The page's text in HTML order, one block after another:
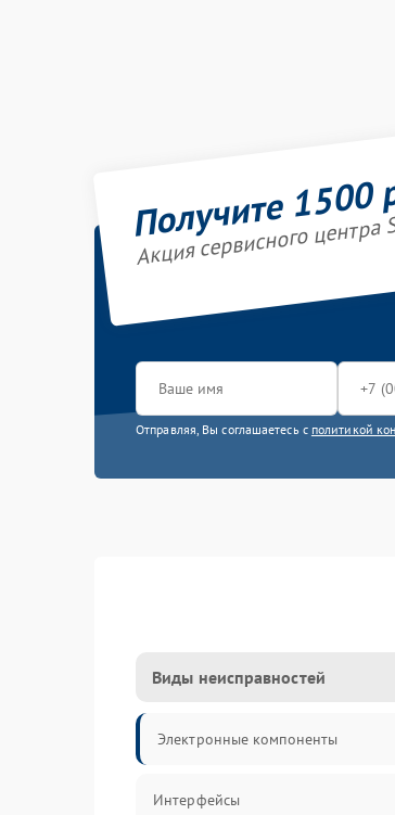
Получите
Акция сервисного
Отправляя, Вы соглашаетесь с политикой
Виды неисправностей
Электронные компоненты
Интерфейсы